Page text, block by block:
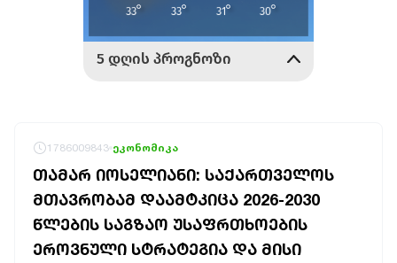
1786009843 ეკონომიკა
ᲗᲐᲛᲐᲠ ᲘᲝᲡᲔᲚᲘᲐᲜᲘ: ᲡᲐᲥᲐᲠᲗᲕᲔᲚᲝᲡ
ᲛᲗᲐᲕᲠᲝᲑᲐᲛ ᲓᲐᲐᲛᲢᲙᲘᲪᲐ 2026-2030
ᲬᲚᲔᲑᲘᲡ ᲡᲐᲒᲖᲐᲝ ᲣᲡᲐᲤᲠᲗᲮᲝᲔᲑᲘᲡ
ᲔᲠᲝᲕᲜᲣᲚᲘ ᲡᲢᲠᲐᲢᲔᲒᲘᲐ ᲓᲐ ᲛᲘᲡᲘ